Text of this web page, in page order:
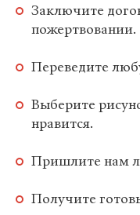
Заключите
пожертвовании.
Переведите
Выберите
нравится.
Пришлите нам
Получите